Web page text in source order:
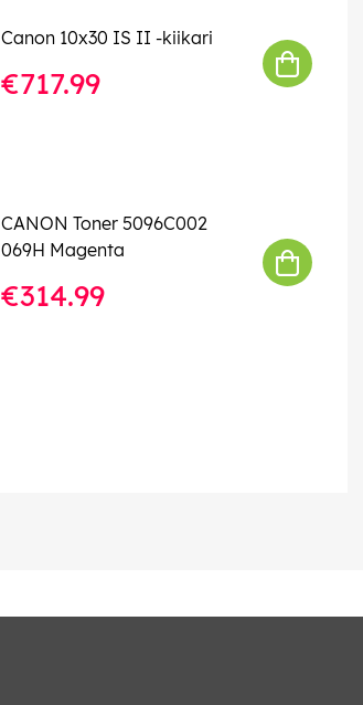
Canon 10x30 IS II -kiikari
€717.99
CANON Toner 5096C002
069H Magenta
€314.99